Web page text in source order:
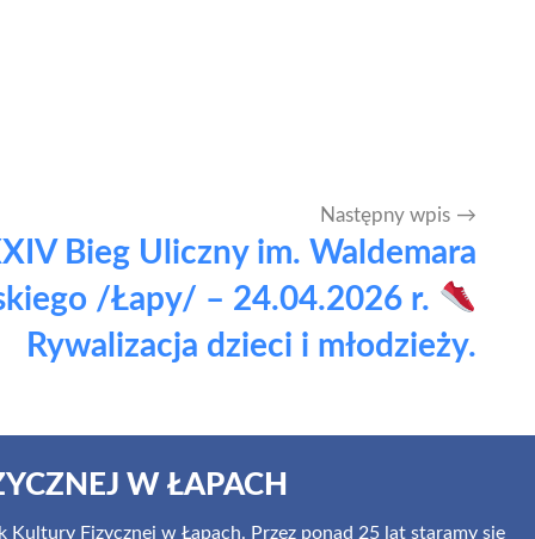
Następny wpis
Bieg Uliczny im. Waldemara
/Łapy/ – 24.04.2026 r.
Rywalizacja dzieci i młodzieży.
W ŁAPACH
Kultury Fizycznej w Łapach. Przez ponad 25 lat staramy się